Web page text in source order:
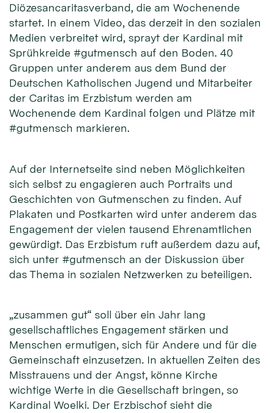
Diözesancaritasverband, die am Wochenende
startet. In einem Video, das derzeit in den sozialen
Medien verbreitet wird, sprayt der Kardinal mit
Sprühkreide #gutmensch auf den Boden. 40
Gruppen unter anderem aus dem Bund der
Deutschen Katholischen Jugend und Mitarbeiter
der Caritas im Erzbistum werden am
Wochenende dem Kardinal folgen und Plätze mit
#gutmensch markieren.
Auf der Internetseite sind neben Möglichkeiten
sich selbst zu engagieren auch Portraits und
Geschichten von Gutmenschen zu finden. Auf
Plakaten und Postkarten wird unter anderem das
Engagement der vielen tausend Ehrenamtlichen
gewürdigt. Das Erzbistum ruft außerdem dazu auf,
sich unter #gutmensch an der Diskussion über
das Thema in sozialen Netzwerken zu beteiligen.
„zusammen gut“ soll über ein Jahr lang
gesellschaftliches Engagement stärken und
Menschen ermutigen, sich für Andere und für die
Gemeinschaft einzusetzen. In aktuellen Zeiten des
Misstrauens und der Angst, könne Kirche
wichtige Werte in die Gesellschaft bringen, so
Kardinal Woelki. Der Erzbischof sieht die